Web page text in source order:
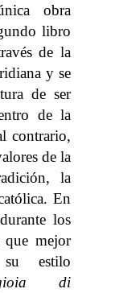
obra
libro
de la
y se
de ser
de la
contrario,
de la
la
En
los
que mejor
estilo
di